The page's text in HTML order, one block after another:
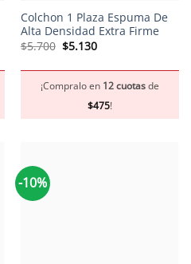
Colchon 1 Plaza Espuma De
Alta Densidad Extra Firme
$5.700 El
precio
era:
$5.700.
$5.130El
precio
es:
$5.130.
¡Compralo en 12 cuotasde
$475!
-10%